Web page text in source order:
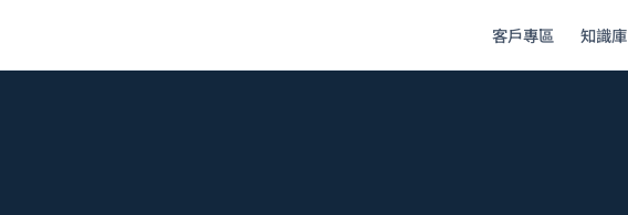
客戶專區 知識庫